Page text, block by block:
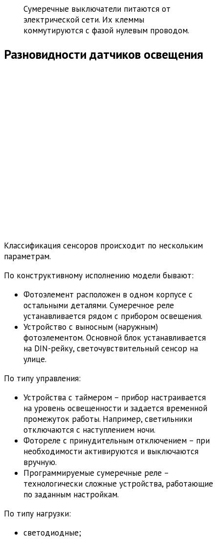
Сумеречные выключатели питаются от
электрической сети. Их клеммы
коммутируются с фазой нулевым проводом.
Разновидности датчиков освещения
Классификация сенсоров происходит по нескольким
параметрам.
По конструктивному исполнению модели бывают:
Фотоэлемент расположен в одном корпусе с
остальными деталями. Сумеречное реле
устанавливается рядом с прибором освещения.
Устройство с выносным (наружным)
фотоэлементом. Основной блок устанавливается
на DIN-рейку, светочувствительный сенсор на
улице.
По типу управления:
Устройства с таймером – прибор настраивается
на уровень освещенности и задается временной
промежуток работы. Например, светильники
отключаются с наступлением ночи.
Фотореле с принудительным отключением – при
необходимости активируются и выключаются
вручную.
Программируемые сумеречные реле –
технологически сложные устройства, работающие
по заданным настройкам.
По типу нагрузки:
светодиодные;